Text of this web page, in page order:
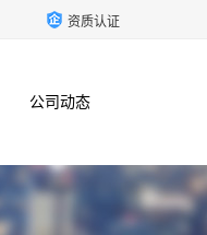
资质认证
公司动态